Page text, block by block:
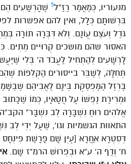
מנעוריו, כְּמַאֲמַר רַזַ”ל5 שֶׁהָרְשָׁעִים הֵם
בִּרְשׁוּתָם כְּלָל, ואין להם אפשרות
גֹּדֶל וְעֹצֶם עֲוֹנָם. וְלֹא דִּבְּרָה תּוֹרָה
האסור שהם מושכים קְרוּיִים מֵתִים.
לָרְשָׁעִים לְהַתְחִיל לַעֲבֹד ה’ בְּלִי
תְּחִלָּה, לְשַׁבֵּר בייסורים הַקְּלִפּוֹת
בַּרְזֶל הַמַּפְסֶקֶת בֵּינָם לַאֲבִיהֶם
וּמְרִירַת נַפְשׁוֹ עַל חֲטָאָיו, כְּמוֹ
אֱלֹהִים רוּחַ נִשְׁבָּרָה לֵב נִשְׁבָּר”
התאוות הגשמיות וגו’, שֶׁעַל יְדֵי
דְּסִטְרָא אַחֲרָא [עַיֵּן שָׁם פָּרָשַׁת פִּינְחָס
ח’ וְדַף ה’ ע”א וּבְפֵרוּשׁ הרמ”ז שָׁם.